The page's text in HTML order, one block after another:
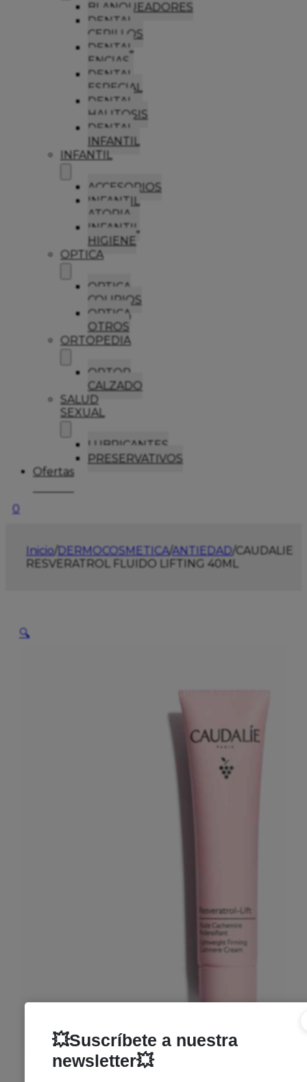
BLANQUEADORES
DENTAL
CEPILLOS
DENTAL
ENCIAS
DENTAL
ESPECIAL
DENTAL
HALITOSIS
DENTAL
INFANTIL
INFANTIL
ACCESORIOS
INFANTIL
ATOPIA
INFANTIL
HIGIENE
OPTICA
OPTICA
COLIRIOS
OPTICA
OTROS
ORTOPEDIA
ORTOP
CALZADO
SALUD
SEXUAL
LUBRICANTES
PRESERVATIVOS
Ofertas
0
Inicio/DERMOCOSMETICA/ANTIEDAD/CAUDALIE
RESVERATROL FLUIDO LIFTING 40ML
🔍